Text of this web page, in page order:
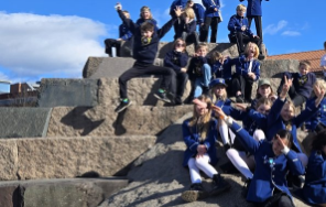
Styret
Støtte korpset